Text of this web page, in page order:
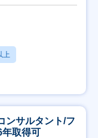
上
ンサルタント/フ
年取得可